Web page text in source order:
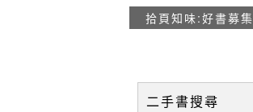
拾頁知味:好書募集
二手書搜尋